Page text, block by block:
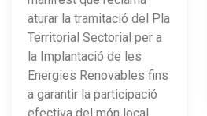
aturar la tramitació del Pla
Territorial Sectorial per a
la Implantació de les
Energies Renovables fins
a garantir la participació